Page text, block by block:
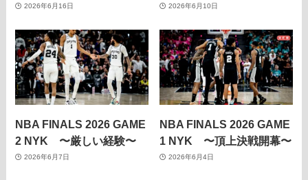
2026年6月16日 2026年6月10日
NBA FINALS 2026 GAME
2 NYK 〜厳しい経験〜
2026年6月7日
NBA FINALS 2026 GAME
1 NYK 〜頂上決戦開幕〜
2026年6月4日